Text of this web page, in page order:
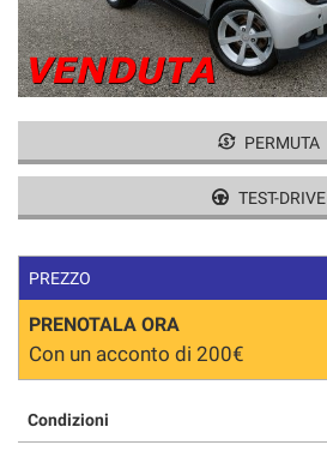
CONTATTI
PERMUTA
TEST-DRIVE
PREZZO
PRENOTALA ORA
Con un acconto di 200€
Condizioni
tracciamento
che
adottiamo
per
e
le
di
seguito
descritte.
Per
ottenere
informazioni
sull'utilità